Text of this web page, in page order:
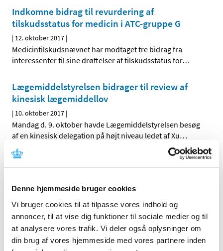
Denne hjemmeside bruger cookies
Vi bruger cookies til at tilpasse vores indhold og
annoncer, til at vise dig funktioner til sociale medier og til
at analysere vores trafik. Vi deler også oplysninger om
din brug af vores hjemmeside med vores partnere inden
Indkomne bidrag til revurdering af
tilskudsstatus for medicin i ATC-gruppe G
| 12. oktober 2017 |
Medicintilskudsnævnet har modtaget tre bidrag fra
interessenter til sine drøftelser af tilskudsstatus for…
Lægemiddelstyrelsen bidrager til review af
kinesisk lægemiddellov
| 10. oktober 2017 |
Mandag d. 9. oktober havde Lægemiddelstyrelsen besøg
af en kinesisk delegation på højt niveau ledet af Xu…
Høring om nyt forslag til tilskudsstatus for
|5. oktober 2017|
Medicintilskudsnævnet er fortsat i gang med at revurdere
tilskudsstatus for medicin mod astma og KOL
Videnskabelig erfaringsopsamling på